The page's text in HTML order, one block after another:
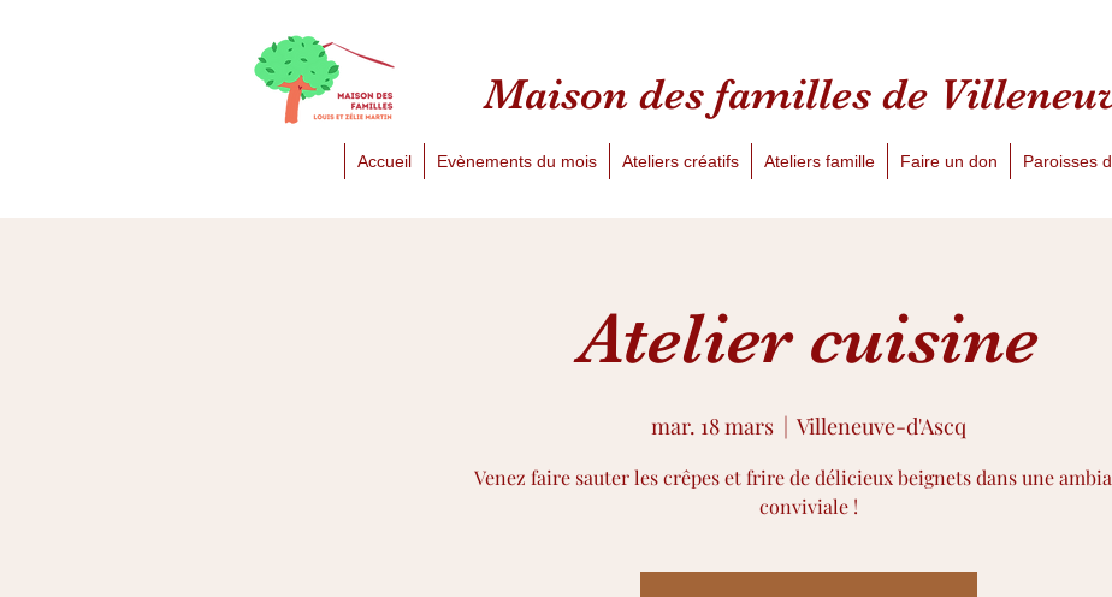
Maison des famillesde
Accueil Evènements du mois Ateliers créatifs Ateliers famille Faire un don Paroisses
Atelier cuisine
mar. 18 mars
  |
Villeneuve-d'Ascq
Venez faire sauter les crêpes et frire de délicieux beignets dans une
conviviale !